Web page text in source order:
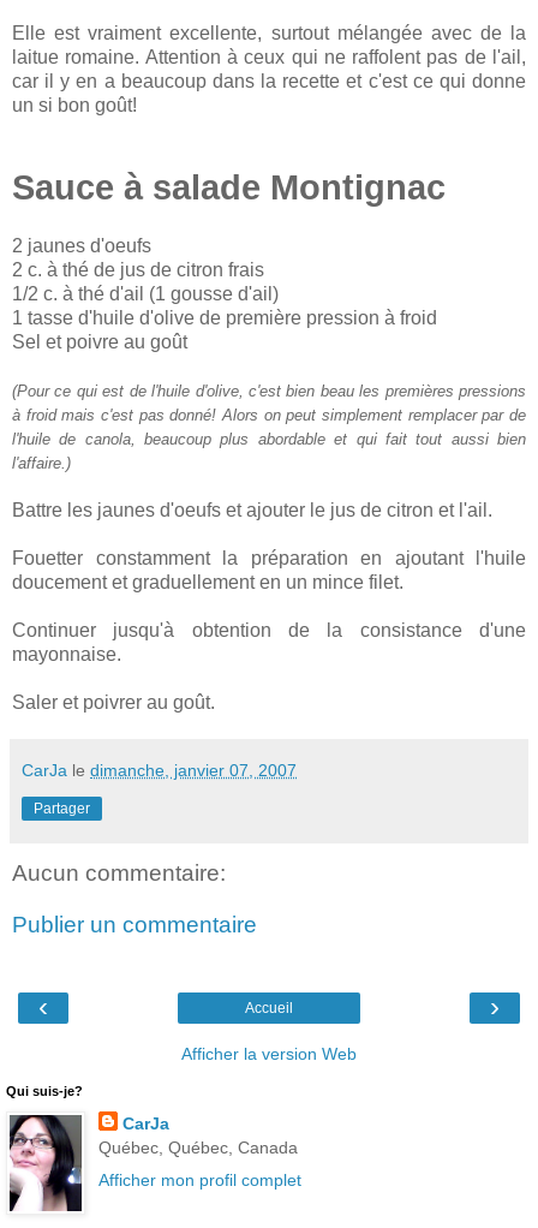
Elle est vraiment excellente, surtout mélangée avec de la
laitue romaine. Attention à ceux qui ne raffolent pas de l'ail,
car il y en a beaucoup dans la recette et c'est ce qui donne
un si bon goût!
Sauce à salade Montignac
2 jaunes d'oeufs
2 c. à thé de jus de citron frais
1/2 c. à thé d'ail (1 gousse d'ail)
1 tasse d'huile d'olive de première pression à froid
Sel et poivre au goût
(Pour ce qui est de l'huile d'olive, c'est bien beau les premières pressions
à froid mais c'est pas donné! Alors on peut simplement remplacer par de
l'huile de canola, beaucoup plus abordable et qui fait tout aussi bien
l'affaire.)
Battre les jaunes d'oeufs et ajouter le jus de citron et l'ail.
Fouetter constamment la préparation en ajoutant l'huile
doucement et graduellement en un mince filet.
Continuer jusqu'à obtention de la consistance d'une
mayonnaise.
Saler et poivrer au goût.
CarJa le dimanche, janvier 07, 2007
Partager
Aucun commentaire:
Publier un commentaire
‹ ›
Accueil
Afficher la version Web
Qui suis-je?
CarJa
Québec, Québec, Canada
Afficher mon profil complet